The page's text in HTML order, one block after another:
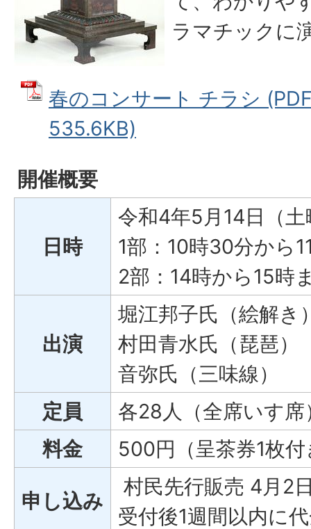
ラマチックに
春のコンサート チラシ
535.6KB)
開催概要
日時
令和4年5月14日（土
1部：10時30分から
2部：14時から15時
出演
堀江邦子氏（絵解き
村田青水氏（琵琶）
音弥氏（三味線）
定員
各28人（全席いす席
料金
500円（呈茶券1枚
申し込み
村民先行販売 4月2
受付後1週間以内に